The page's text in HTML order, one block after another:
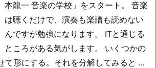
本龍一 音楽の学校」をスタート。 音楽
は聴くだけで、演奏も楽譜も読めない
んですが勉強になります。 ITと通じる
ところがある気がします。 いくつかの
て形にする。それを分解してみると ...